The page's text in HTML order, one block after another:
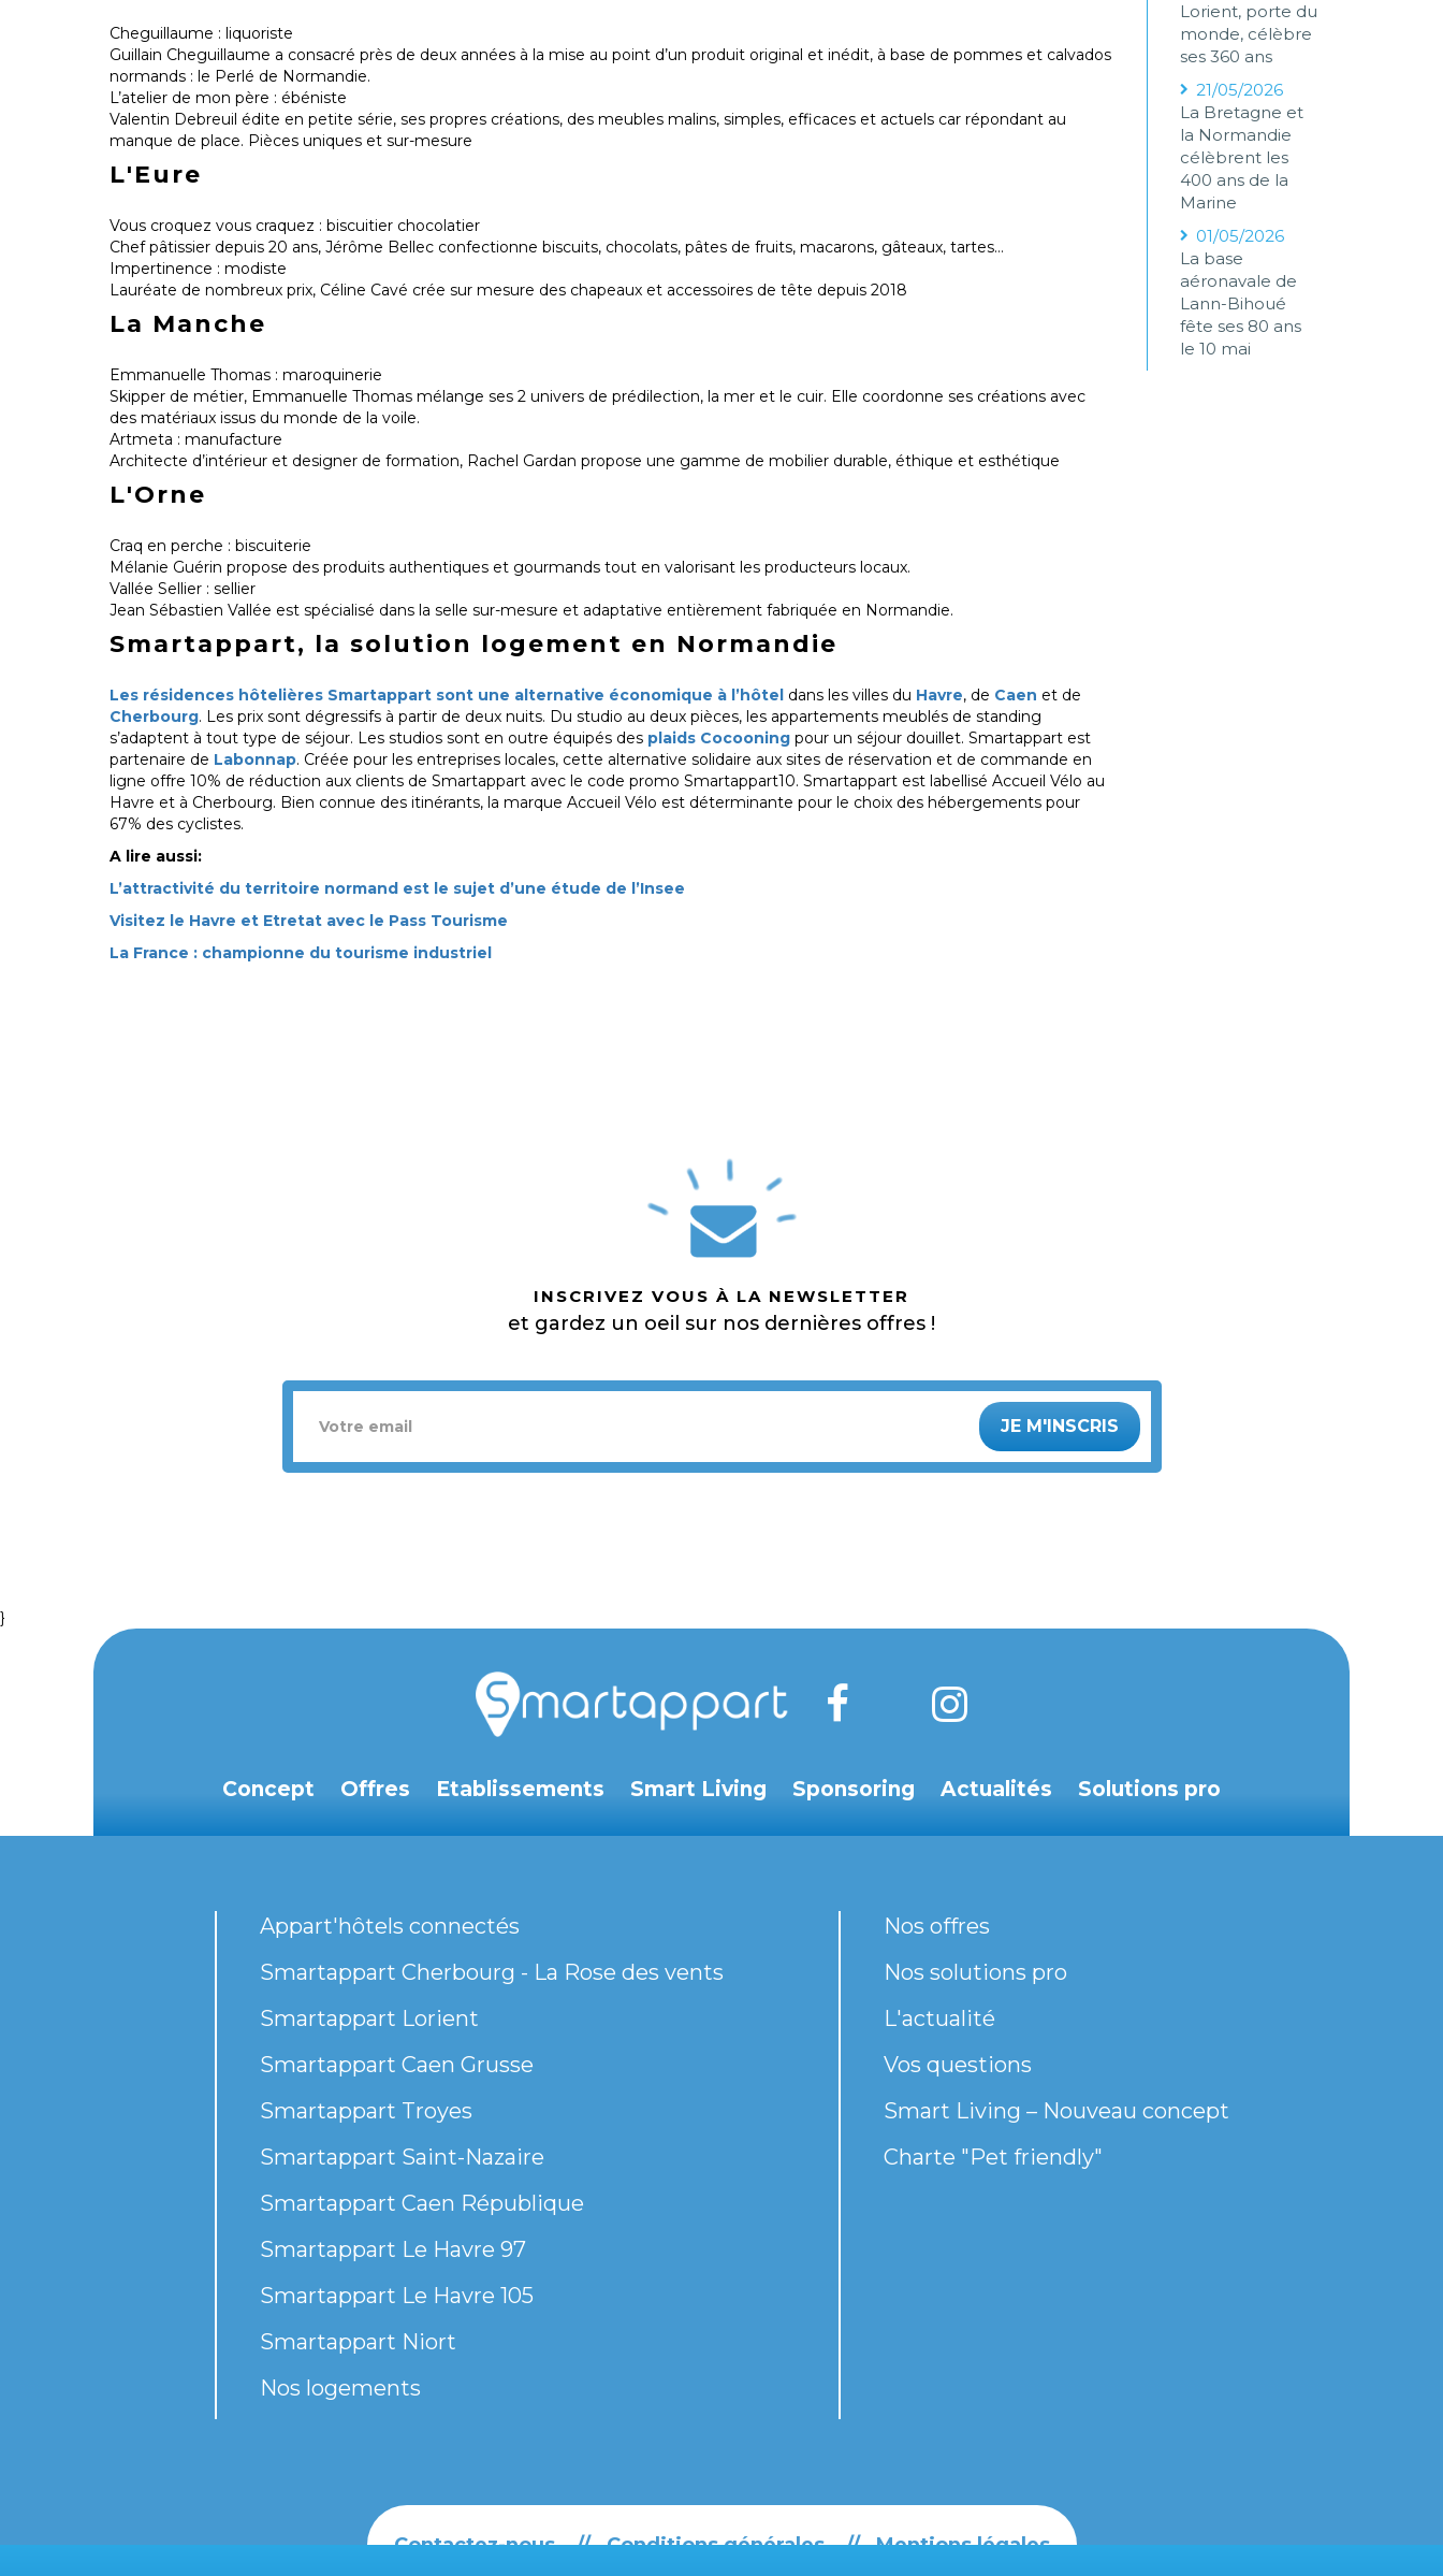
Cheguillaume : liquoriste
Guillain Cheguillaume a consacré près de deux années à la mise au point d’un produit original et inédit, à base de pommes et calvados
normands : le Perlé de Normandie.
L’atelier de mon père : ébéniste
Valentin Debreuil édite en petite série, ses propres créations, des meubles malins, simples, efficaces et actuels car répondant au
manque de place. Pièces uniques et sur-mesure
L'Eure
Vous croquez vous craquez : biscuitier chocolatier
Chef pâtissier depuis 20 ans, Jérôme Bellec confectionne biscuits, chocolats, pâtes de fruits, macarons, gâteaux, tartes…
Impertinence : modiste
Lauréate de nombreux prix, Céline Cavé crée sur mesure des chapeaux et accessoires de tête depuis 2018
La Manche
Emmanuelle Thomas : maroquinerie
Skipper de métier, Emmanuelle Thomas mélange ses 2 univers de prédilection, la mer et le cuir. Elle coordonne ses créations avec
des matériaux issus du monde de la voile.
Artmeta : manufacture
Architecte d’intérieur et designer de formation, Rachel Gardan propose une gamme de mobilier durable, éthique et esthétique
L'Orne
Craq en perche : biscuiterie
Mélanie Guérin propose des produits authentiques et gourmands tout en valorisant les producteurs locaux.
Vallée Sellier : sellier
Jean Sébastien Vallée est spécialisé dans la selle sur-mesure et adaptative entièrement fabriquée en Normandie.
Smartappart, la solution logement en Normandie
Les résidences hôtelières Smartappart sont une alternative économique à l’hôtel dans les villes du Havre, de Caen et de
Cherbourg. Les prix sont dégressifs à partir de deux nuits. Du studio au deux pièces, les appartements meublés de standing
s’adaptent à tout type de séjour. Les studios sont en outre équipés des plaids Cocooning pour un séjour douillet. Smartappart est
partenaire de Labonnap. Créée pour les entreprises locales, cette alternative solidaire aux sites de réservation et de commande en
ligne offre 10% de réduction aux clients de Smartappart avec le code promo Smartappart10. Smartappart est labellisé Accueil Vélo au
Havre et à Cherbourg. Bien connue des itinérants, la marque Accueil Vélo est déterminante pour le choix des hébergements pour
67% des cyclistes.
A lire aussi:
L’attractivité du territoire normand est le sujet d’une étude de l’Insee
Visitez le Havre et Etretat avec le Pass Tourisme
La France : championne du tourisme industriel
Lorient, porte du
monde, célèbre
ses 360 ans
21/05/2026
La Bretagne et
la Normandie
célèbrent les
400 ans de la
Marine
01/05/2026
La base
aéronavale de
Lann-Bihoué
fête ses 80 ans
le 10 mai
INSCRIVEZ VOUS À LA NEWSLETTER
et gardez un oeil sur nos dernières offres !
JE M'INSCRIS
}
Concept Offres Etablissements Smart Living Sponsoring Actualités Solutions pro
Appart'hôtels connectés
Smartappart Cherbourg - La Rose des vents
Smartappart Lorient
Smartappart Caen Grusse
Smartappart Troyes
Smartappart Saint-Nazaire
Smartappart Caen République
Smartappart Le Havre 97
Smartappart Le Havre 105
Smartappart Niort
Nos logements
Nos offres
Nos solutions pro
L'actualité
Vos questions
Smart Living – Nouveau concept
Charte "Pet friendly"
Contactez-nous Conditions générales Mentions légales